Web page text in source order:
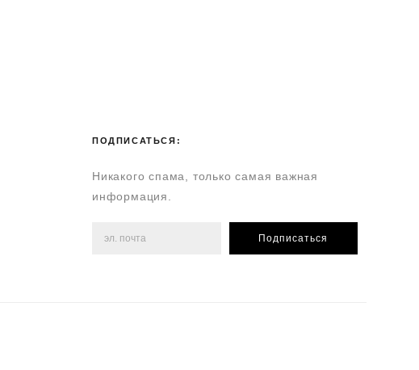
ПОДПИСАТЬСЯ:
Никакого спама, только самая важная
информация.
Подписаться